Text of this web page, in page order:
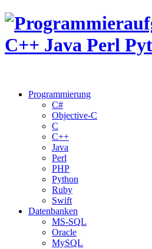
Programmierung
C#
Objective-C
C
C++
Java
Perl
PHP
Python
Ruby
Swift
Datenbanken
MS-SQL
Oracle
MySQL